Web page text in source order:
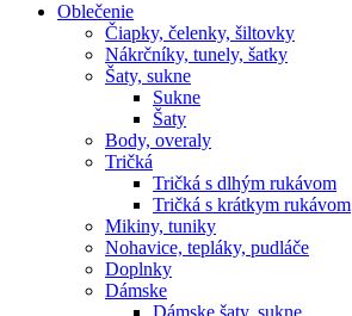
Oblečenie
Čiapky, čelenky, šiltovky
Nákrčníky, tunely, šatky
Šaty, sukne
Sukne
Šaty
Body, overaly
Tričká
Tričká s dlhým rukávom
Tričká s krátkym rukávom
Mikiny, tuniky
Nohavice, tepláky, pudláče
Doplnky
Dámske
Dámske šaty, sukne